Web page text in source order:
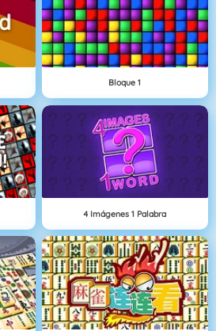
Bloque 1
4 Imágenes 1 Palabra